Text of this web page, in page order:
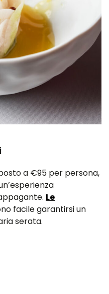
a €95 per persona,
Le
facile garantirsi un
serata.